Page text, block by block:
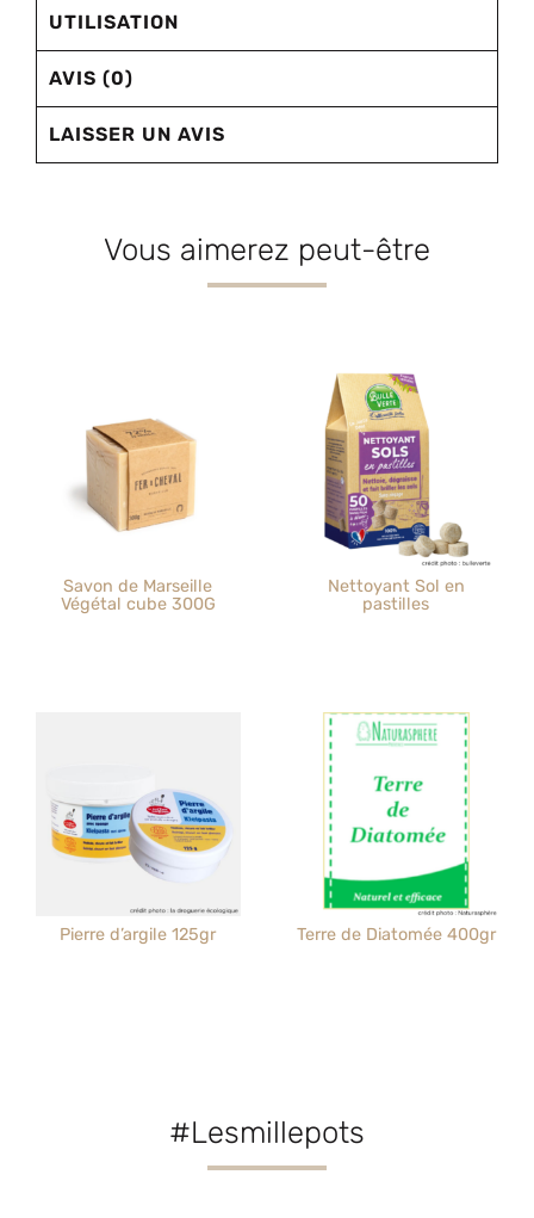
UTILISATION
AVIS (0)
LAISSER UN AVIS
Vous aimerez peut-être
Savon de Marseille
Végétal cube 300G
Nettoyant Sol en
pastilles
Pierre d’argile 125gr Terre de Diatomée 400gr
#Lesmillepots